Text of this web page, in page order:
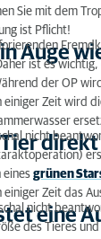
Sie mit dem
ist Pflicht!
Auge
ist es
der OP
einiger Zeit wird
nicht
eines grünen
einiger Zeit das
eine
nicht
des Tieres